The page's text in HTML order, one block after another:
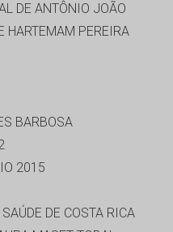
DE ANTÔNIO JOÃO
HARTEMAM PEREIRA
BARBOSA
2015
DE COSTA RICA